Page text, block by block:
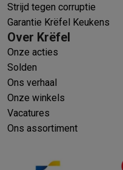
Strijd tegen corruptie
Garantie Krëfel Keukens
Over Krëfel
Onze acties
Solden
Ons verhaal
Onze winkels
Vacatures
Ons assortiment